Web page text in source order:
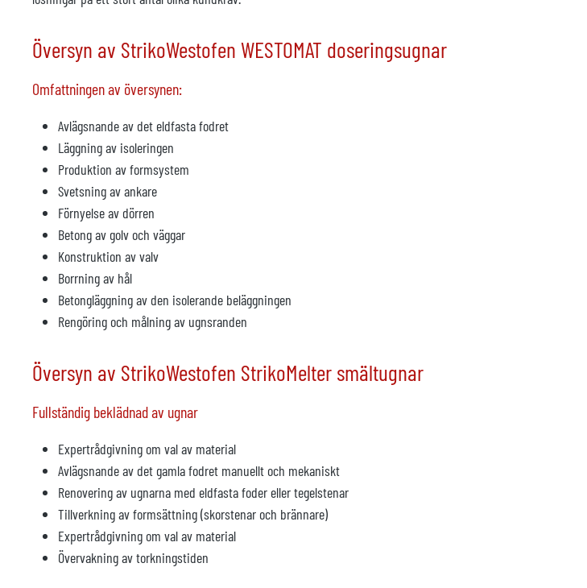
Översyn av StrikoWestofen WESTOMAT doseringsugnar
Omfattningen av översynen:
Avlägsnande av det eldfasta fodret
Läggning av isoleringen
Produktion av formsystem
Svetsning av ankare
Förnyelse av dörren
Betong av golv och väggar
Konstruktion av valv
Borrning av hål
Betongläggning av den isolerande beläggningen
Rengöring och målning av ugnsranden
Översyn av StrikoWestofen StrikoMelter smältugnar
Fullständig beklädnad av ugnar
Expertrådgivning om val av material
Avlägsnande av det gamla fodret manuellt och mekaniskt
Renovering av ugnarna med eldfasta foder eller tegelstenar
Tillverkning av formsättning (skorstenar och brännare)
Expertrådgivning om val av material
Övervakning av torkningstiden